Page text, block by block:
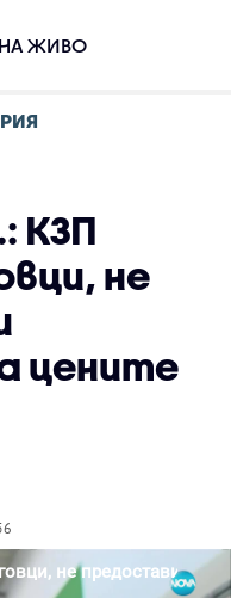
НА ЖИВО
КЗП
не
цените